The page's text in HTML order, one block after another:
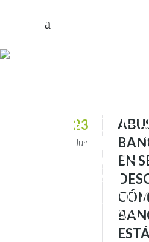
CÓMO
BANCOS
ESTÁN
PÓLIZAS
23
Jun
EN